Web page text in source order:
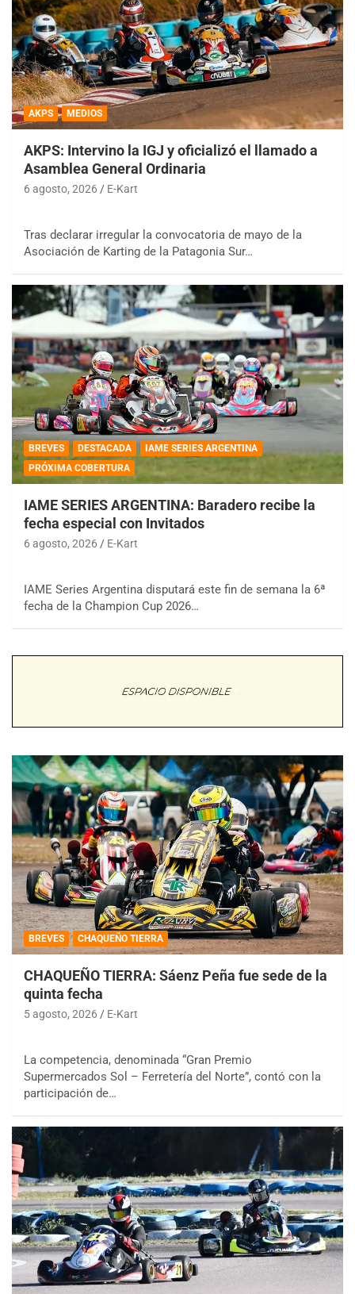
AKPS MEDIOS
AKPS: Intervino la IGJ y oficializó el llamado a
Asamblea General Ordinaria
6 agosto, 2026 E-Kart
Tras declarar irregular la convocatoria de mayo de la
Asociación de Karting de la Patagonia Sur…
BREVES DESTACADA
IAME SERIES ARGENTINA
PRÓXIMA COBERTURA
IAME SERIES ARGENTINA: Baradero recibe la
fecha especial con Invitados
6 agosto, 2026 E-Kart
IAME Series Argentina disputará este fin de semana la 6ª
fecha de la Champion Cup 2026…
BREVES CHAQUEÑO TIERRA
CHAQUEÑO TIERRA: Sáenz Peña fue sede de la
quinta fecha
5 agosto, 2026 E-Kart
La competencia, denominada “Gran Premio
Supermercados Sol – Ferretería del Norte”, contó con la
participación de…